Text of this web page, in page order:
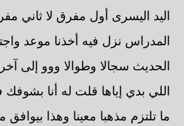
اليد اليسرى أول مفرق لا ثاني
المدراس نزل فيه أخذنا موعد
الحديث سجالا وطوالا ووو إلى
اللي بدي إياها قلت له أنا
ما تلتزم مذهبا معينا وهذا